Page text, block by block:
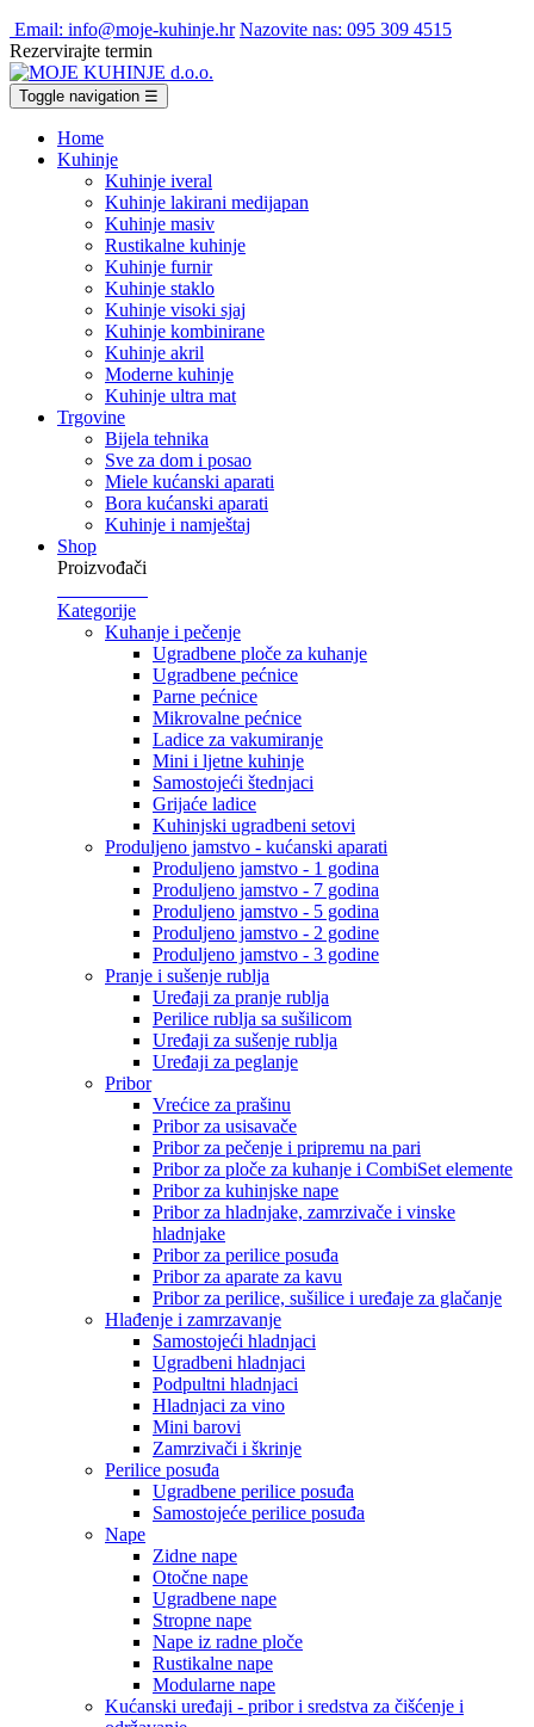
Email: info@moje-kuhinje.hr Nazovite nas: 095 309 4515
Rezervirajte termin
Toggle navigation ☰
Home
Kuhinje
Kuhinje iveral
Kuhinje lakirani medijapan
Kuhinje masiv
Rustikalne kuhinje
Kuhinje furnir
Kuhinje staklo
Kuhinje visoki sjaj
Kuhinje kombinirane
Kuhinje akril
Moderne kuhinje
Kuhinje ultra mat
Trgovine
Bijela tehnika
Sve za dom i posao
Miele kućanski aparati
Bora kućanski aparati
Kuhinje i namještaj
Shop
Proizvođači
Kategorije
Kuhanje i pečenje
Ugradbene ploče za kuhanje
Ugradbene pećnice
Parne pećnice
Mikrovalne pećnice
Ladice za vakumiranje
Mini i ljetne kuhinje
Samostojeći štednjaci
Grijaće ladice
Kuhinjski ugradbeni setovi
Produljeno jamstvo - kućanski aparati
Produljeno jamstvo - 1 godina
Produljeno jamstvo - 7 godina
Produljeno jamstvo - 5 godina
Produljeno jamstvo - 2 godine
Produljeno jamstvo - 3 godine
Pranje i sušenje rublja
Uređaji za pranje rublja
Perilice rublja sa sušilicom
Uređaji za sušenje rublja
Uređaji za peglanje
Pribor
Vrećice za prašinu
Pribor za usisavače
Pribor za pečenje i pripremu na pari
Pribor za ploče za kuhanje i CombiSet elemente
Pribor za kuhinjske nape
Pribor za hladnjake, zamrzivače i vinske
hladnjake
Pribor za perilice posuđa
Pribor za aparate za kavu
Pribor za perilice, sušilice i uređaje za glačanje
Hlađenje i zamrzavanje
Samostojeći hladnjaci
Ugradbeni hladnjaci
Podpultni hladnjaci
Hladnjaci za vino
Mini barovi
Zamrzivači i škrinje
Perilice posuđa
Ugradbene perilice posuđa
Samostojeće perilice posuđa
Nape
Zidne nape
Otočne nape
Ugradbene nape
Stropne nape
Nape iz radne ploče
Rustikalne nape
Modularne nape
Kućanski uređaji - pribor i sredstva za čišćenje i